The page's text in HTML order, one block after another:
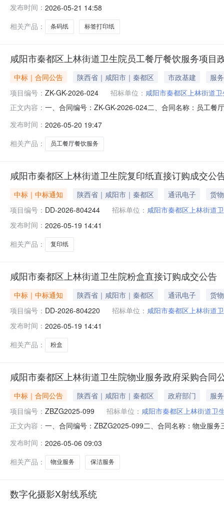
电子卖场（超市直购)二、采购结果成交供应商：西安市
发布时间： 2026-05-21 14:58
相关产品：
条码纸 标签打印纸
咸阳市秦都区上林街道卫生院员工餐厅餐饮服务项目
中标｜合同公告 陕西省｜咸阳市｜秦都区 市政基建
服务
项目编号： ZK-GK-2026-024 招标单位： 咸阳市秦都区上林街道
正文内容： 一、合同编号：ZK-GK-2026-024二、合同名称：员工餐
大街8号东门商贸中心2号楼6楼608室联系方式：029-
发布时间： 2026-05-20 19:47
相关产品：
员工餐厅餐饮服务
咸阳市秦都区上林街道卫生院复印纸直接订购成交公
中标｜中标通知 陕西省｜咸阳市｜秦都区 通讯电子
货物
项目编号： DD-2026-804244 招标单位： 咸阳市秦都区上林街道
发布时间： 2026-05-19 14:41
相关产品：
复印纸
咸阳市秦都区上林街道卫生院粉盒直接订购成交公告
中标｜中标通知 陕西省｜咸阳市｜秦都区 通讯电子
货物
项目编号： DD-2026-804220 招标单位： 咸阳市秦都区上林街道
发布时间： 2026-05-19 14:41
相关产品：
粉盒
咸阳市秦都区上林街道卫生院物业服务政府采购合同
中标｜合同公告 陕西省｜咸阳市｜秦都区 政府部门
服务
项目编号： ZBZG2025-099 招标单位： 咸阳市秦都区上林街道卫
正文内容： 一、合同编号：ZBZG2025-099二、合同名称：物业服
13572038213六、合同主要信息主要标的：序号名称数
发布时间： 2026-05-06 09:03
相关产品：
物业服务 保洁服务
数字化摄影X射线系统